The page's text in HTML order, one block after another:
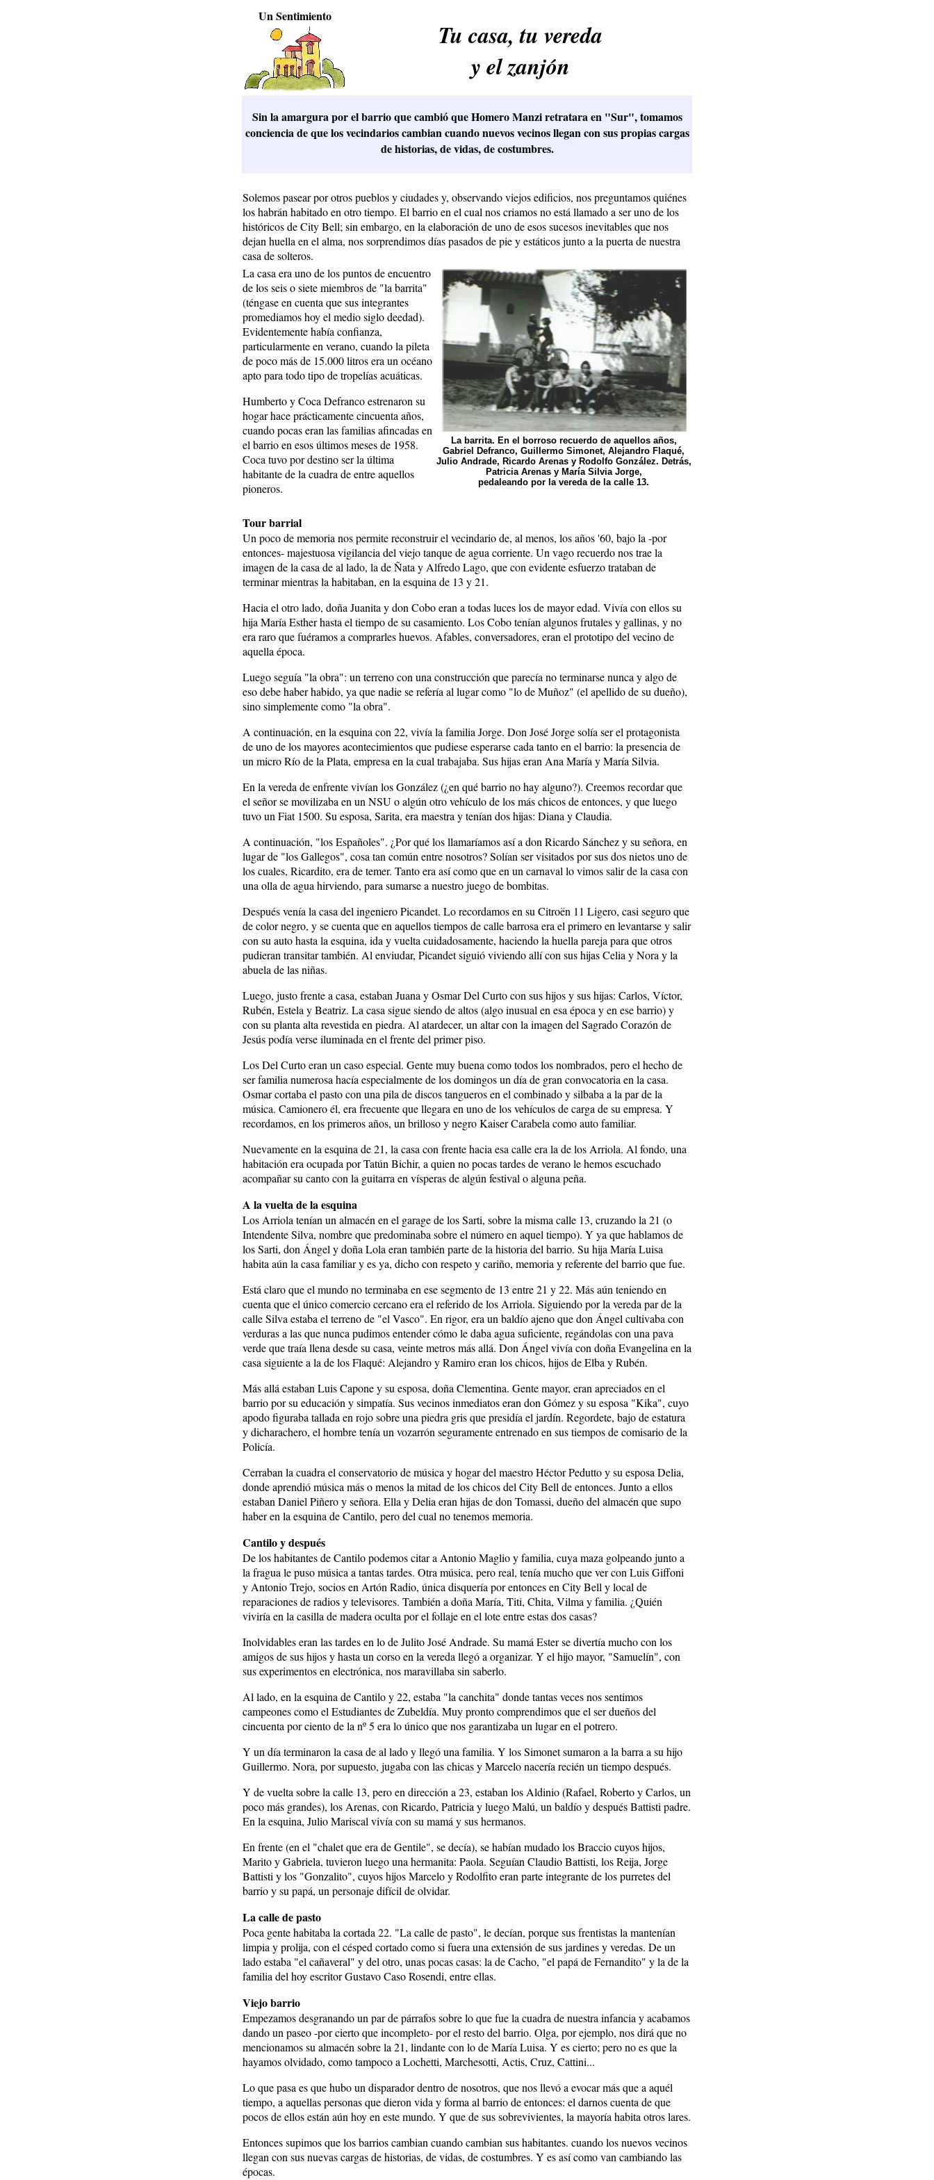
Un Sentimiento
Tu casa, tu vereda
y el zanjón
Sin la amargura por el barrio que cambió que Homero Manzi retratara en "Sur", tomamos
conciencia de que los vecindarios cambian cuando nuevos vecinos llegan con sus propias cargas
de historias, de vidas, de costumbres.
Solemos pasear por otros pueblos y ciudades y, observando viejos edificios, nos preguntamos quiénes
los habrán habitado en otro tiempo. El barrio en el cual nos criamos no está llamado a ser uno de los
históricos de City Bell; sin embargo, en la elaboración de uno de esos sucesos inevitables que nos
dejan huella en el alma, nos sorprendimos días pasados de pie y estáticos junto a la puerta de nuestra
casa de solteros.
La casa era uno de los puntos de encuentro
de los seis o siete miembros de "la barrita"
(téngase en cuenta que sus integrantes
promediamos hoy el medio siglo deedad).
Evidentemente había confianza,
particularmente en verano, cuando la pileta
de poco más de 15.000 litros era un océano
apto para todo tipo de tropelías acuáticas.
Humberto y Coca Defranco estrenaron su
hogar hace prácticamente cincuenta años,
cuando pocas eran las familias afincadas en
el barrio en esos últimos meses de 1958.
Coca tuvo por destino ser la última
habitante de la cuadra de entre aquellos
pioneros.
La barrita. En el borroso recuerdo de aquellos años,
Gabriel Defranco, Guillermo Simonet, Alejandro Flaqué,
Julio Andrade, Ricardo Arenas y Rodolfo González. Detrás,
Patricia Arenas y María Silvia Jorge,
pedaleando por la vereda de la calle 13.
Tour barrial
Un poco de memoria nos permite reconstruir el vecindario de, al menos, los años '60, bajo la -por
entonces- majestuosa vigilancia del viejo tanque de agua corriente. Un vago recuerdo nos trae la
imagen de la casa de al lado, la de Ñata y Alfredo Lago, que con evidente esfuerzo trataban de
terminar mientras la habitaban, en la esquina de 13 y 21.
Hacia el otro lado, doña Juanita y don Cobo eran a todas luces los de mayor edad. Vivía con ellos su
hija María Esther hasta el tiempo de su casamiento. Los Cobo tenían algunos frutales y gallinas, y no
era raro que fuéramos a comprarles huevos. Afables, conversadores, eran el prototipo del vecino de
aquella época.
Luego seguía "la obra": un terreno con una construcción que parecía no terminarse nunca y algo de
eso debe haber habido, ya que nadie se refería al lugar como "lo de Muñoz" (el apellido de su dueño),
sino simplemente como "la obra".
A continuación, en la esquina con 22, vivía la familia Jorge. Don José Jorge solía ser el protagonista
de uno de los mayores acontecimientos que pudiese esperarse cada tanto en el barrio: la presencia de
un micro Río de la Plata, empresa en la cual trabajaba. Sus hijas eran Ana María y María Silvia.
En la vereda de enfrente vivían los González (¿en qué barrio no hay alguno?). Creemos recordar que
el señor se movilizaba en un NSU o algún otro vehículo de los más chicos de entonces, y que luego
tuvo un Fiat 1500. Su esposa, Sarita, era maestra y tenían dos hijas: Diana y Claudia.
A continuación, "los Españoles". ¿Por qué los llamaríamos así a don Ricardo Sánchez y su señora, en
lugar de "los Gallegos", cosa tan común entre nosotros? Solían ser visitados por sus dos nietos uno de
los cuales, Ricardito, era de temer. Tanto era así como que en un carnaval lo vimos salir de la casa con
una olla de agua hirviendo, para sumarse a nuestro juego de bombitas.
Después venía la casa del ingeniero Picandet. Lo recordamos en su Citroën 11 Ligero, casi seguro que
de color negro, y se cuenta que en aquellos tiempos de calle barrosa era el primero en levantarse y salir
con su auto hasta la esquina, ida y vuelta cuidadosamente, haciendo la huella pareja para que otros
pudieran transitar también. Al enviudar, Picandet siguió viviendo allí con sus hijas Celia y Nora y la
abuela de las niñas.
Luego, justo frente a casa, estaban Juana y Osmar Del Curto con sus hijos y sus hijas: Carlos, Víctor,
Rubén, Estela y Beatriz. La casa sigue siendo de altos (algo inusual en esa época y en ese barrio) y
con su planta alta revestida en piedra. Al atardecer, un altar con la imagen del Sagrado Corazón de
Jesús podía verse iluminada en el frente del primer piso.
Los Del Curto eran un caso especial. Gente muy buena como todos los nombrados, pero el hecho de
ser familia numerosa hacía especialmente de los domingos un día de gran convocatoria en la casa.
Osmar cortaba el pasto con una pila de discos tangueros en el combinado y silbaba a la par de la
música. Camionero él, era frecuente que llegara en uno de los vehículos de carga de su empresa. Y
recordamos, en los primeros años, un brilloso y negro Kaiser Carabela como auto familiar.
Nuevamente en la esquina de 21, la casa con frente hacia esa calle era la de los Arriola. Al fondo, una
habitación era ocupada por Tatún Bichir, a quien no pocas tardes de verano le hemos escuchado
acompañar su canto con la guitarra en vísperas de algún festival o alguna peña.
A la vuelta de la esquina
Los Arriola tenían un almacén en el garage de los Sarti, sobre la misma calle 13, cruzando la 21 (o
Intendente Silva, nombre que predominaba sobre el número en aquel tiempo). Y ya que hablamos de
los Sarti, don Ángel y doña Lola eran también parte de la historia del barrio. Su hija María Luisa
habita aún la casa familiar y es ya, dicho con respeto y cariño, memoria y referente del barrio que fue.
Está claro que el mundo no terminaba en ese segmento de 13 entre 21 y 22. Más aún teniendo en
cuenta que el único comercio cercano era el referido de los Arriola. Siguiendo por la vereda par de la
calle Silva estaba el terreno de "el Vasco". En rigor, era un baldío ajeno que don Ángel cultivaba con
verduras a las que nunca pudimos entender cómo le daba agua suficiente, regándolas con una pava
verde que traía llena desde su casa, veinte metros más allá. Don Ángel vivía con doña Evangelina en la
casa siguiente a la de los Flaqué: Alejandro y Ramiro eran los chicos, hijos de Elba y Rubén.
Más allá estaban Luis Capone y su esposa, doña Clementina. Gente mayor, eran apreciados en el
barrio por su educación y simpatía. Sus vecinos inmediatos eran don Gómez y su esposa "Kika", cuyo
apodo figuraba tallada en rojo sobre una piedra gris que presidía el jardín. Regordete, bajo de estatura
y dicharachero, el hombre tenía un vozarrón seguramente entrenado en sus tiempos de comisario de la
Policía.
Cerraban la cuadra el conservatorio de música y hogar del maestro Héctor Pedutto y su esposa Delia,
donde aprendió música más o menos la mitad de los chicos del City Bell de entonces. Junto a ellos
estaban Daniel Piñero y señora. Ella y Delia eran hijas de don Tomassi, dueño del almacén que supo
haber en la esquina de Cantilo, pero del cual no tenemos memoria.
Cantilo y después
De los habitantes de Cantilo podemos citar a Antonio Maglio y familia, cuya maza golpeando junto a
la fragua le puso música a tantas tardes. Otra música, pero real, tenía mucho que ver con Luis Giffoni
y Antonio Trejo, socios en Artón Radio, única disquería por entonces en City Bell y local de
reparaciones de radios y televisores. También a doña María, Titi, Chita, Vilma y familia. ¿Quién
viviría en la casilla de madera oculta por el follaje en el lote entre estas dos casas?
Inolvidables eran las tardes en lo de Julito José Andrade. Su mamá Ester se divertía mucho con los
amigos de sus hijos y hasta un corso en la vereda llegó a organizar. Y el hijo mayor, "Samuelín", con
sus experimentos en electrónica, nos maravillaba sin saberlo.
Al lado, en la esquina de Cantilo y 22, estaba "la canchita" donde tantas veces nos sentimos
campeones como el Estudiantes de Zubeldía. Muy pronto comprendimos que el ser dueños del
cincuenta por ciento de la nº 5 era lo único que nos garantizaba un lugar en el potrero.
Y un día terminaron la casa de al lado y llegó una familia. Y los Simonet sumaron a la barra a su hijo
Guillermo. Nora, por supuesto, jugaba con las chicas y Marcelo nacería recién un tiempo después.
Y de vuelta sobre la calle 13, pero en dirección a 23, estaban los Aldinio (Rafael, Roberto y Carlos, un
poco más grandes), los Arenas, con Ricardo, Patricia y luego Malú, un baldío y después Battisti padre.
En la esquina, Julio Mariscal vivía con su mamá y sus hermanos.
En frente (en el "chalet que era de Gentile", se decía), se habían mudado los Braccio cuyos hijos,
Marito y Gabriela, tuvieron luego una hermanita: Paola. Seguían Claudio Battisti, los Reija, Jorge
Battisti y los "Gonzalito", cuyos hijos Marcelo y Rodolfito eran parte integrante de los purretes del
barrio y su papá, un personaje difícil de olvidar.
La calle de pasto
Poca gente habitaba la cortada 22. "La calle de pasto", le decían, porque sus frentistas la mantenían
limpia y prolija, con el césped cortado como si fuera una extensión de sus jardines y veredas. De un
lado estaba "el cañaveral" y del otro, unas pocas casas: la de Cacho, "el papá de Fernandito" y la de la
familia del hoy escritor Gustavo Caso Rosendi, entre ellas.
Viejo barrio
Empezamos desgranando un par de párrafos sobre lo que fue la cuadra de nuestra infancia y acabamos
dando un paseo -por cierto que incompleto- por el resto del barrio. Olga, por ejemplo, nos dirá que no
mencionamos su almacén sobre la 21, lindante con lo de María Luisa. Y es cierto; pero no es que la
hayamos olvidado, como tampoco a Lochetti, Marchesotti, Actis, Cruz, Cattini...
Lo que pasa es que hubo un disparador dentro de nosotros, que nos llevó a evocar más que a aquél
tiempo, a aquellas personas que dieron vida y forma al barrio de entonces: el darnos cuenta de que
pocos de ellos están aún hoy en este mundo. Y que de sus sobrevivientes, la mayoría habita otros lares.
Entonces supimos que los barrios cambian cuando cambian sus habitantes. cuando los nuevos vecinos
llegan con sus nuevas cargas de historias, de vidas, de costumbres. Y es así como van cambiando las
épocas.